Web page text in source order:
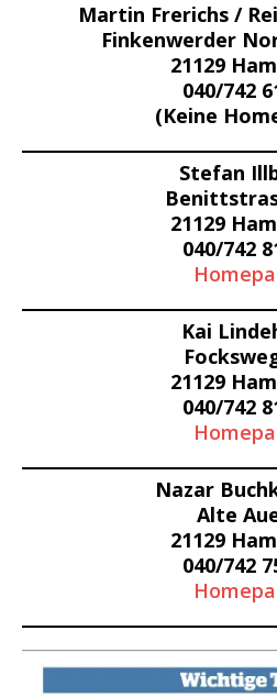
Martin Frerichs /
Finkenwerder
21129
040/742
(Keine
Stefan
21129
040/742
Kai
21129
040/742
Nazar
Alte
21129
040/742